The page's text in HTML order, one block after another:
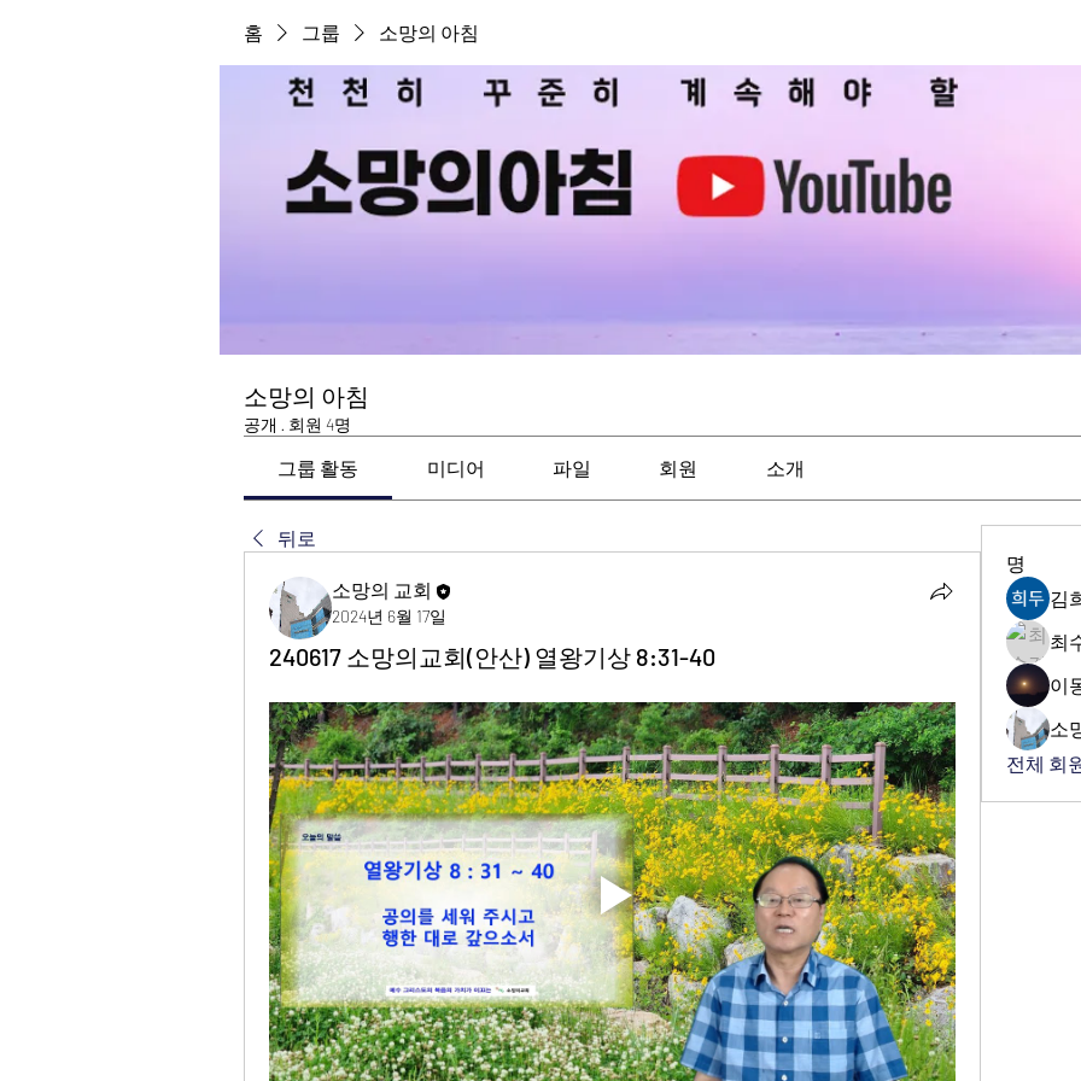
홈 그룹 소망의 아침
소망의 아침
공개 · 회원 4명
그룹 활동 미디어 파일 회원 소개
뒤로
소망의 교회
2024년 6월 17일
240617 소망의교회(안산) 열왕기상 8:31-40
명
김
최
이
소
전체 회